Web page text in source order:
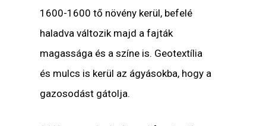
1600-1600 tő növény kerül, befelé
haladva változik majd a fajták
magassága és a színe is. Geotextília
és mulcs is kerül az ágyásokba, hogy a
gazosodást gátolja.